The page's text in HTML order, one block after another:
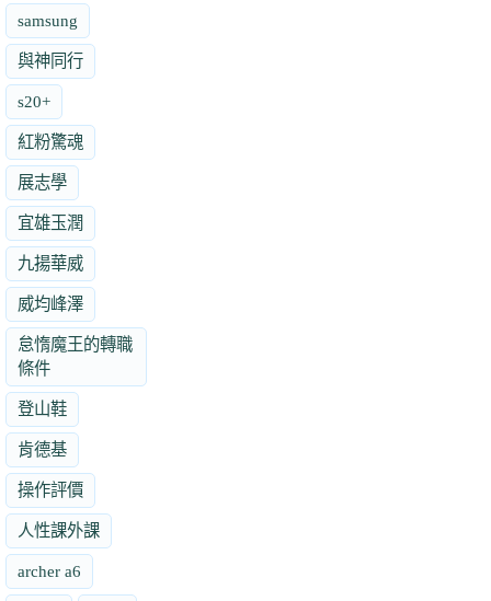
samsung
與神同行
s20+
紅粉驚魂
展志學
宜雄玉潤
九揚華威
威均峰澤
怠惰魔王的轉職
條件
登山鞋
肯德基
操作評價
人性課外課
archer a6